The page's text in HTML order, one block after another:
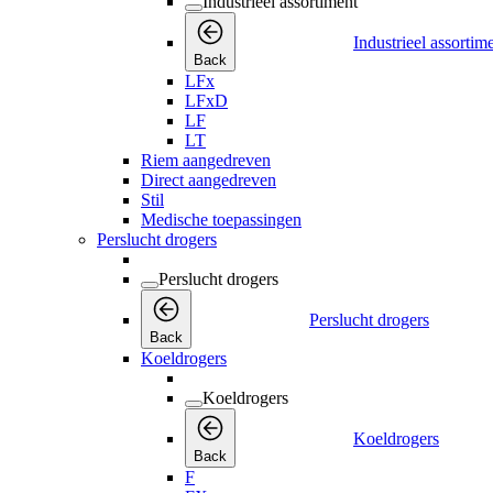
Back
Industrieel
LFx
LFxD
LF
LT
Riem aangedreven
Direct aangedreven
Stil
Medische toepassingen
Perslucht drogers
Perslucht drogers
Back
Perslucht drogers
Koeldrogers
Koeldrogers
Back
Koeldrogers
F